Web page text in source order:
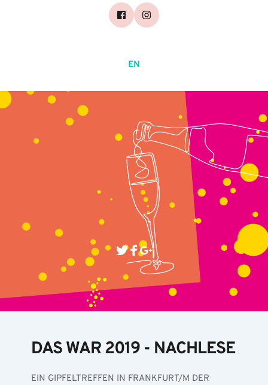
EN
DAS WAR 2019 - NACHLESE
EIN GIPFELTREFFEN IN FRANKFURT/M DER